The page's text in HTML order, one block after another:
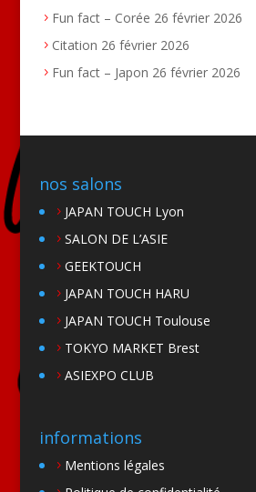
Fun fact – Corée 26 février 2026
Citation 26 février 2026
Fun fact – Japon 26 février 2026
nos salons
JAPAN TOUCH Lyon
SALON DE L’ASIE
GEEKTOUCH
JAPAN TOUCH HARU
JAPAN TOUCH Toulouse
TOKYO MARKET Brest
ASIEXPO CLUB
informations
Mentions légales